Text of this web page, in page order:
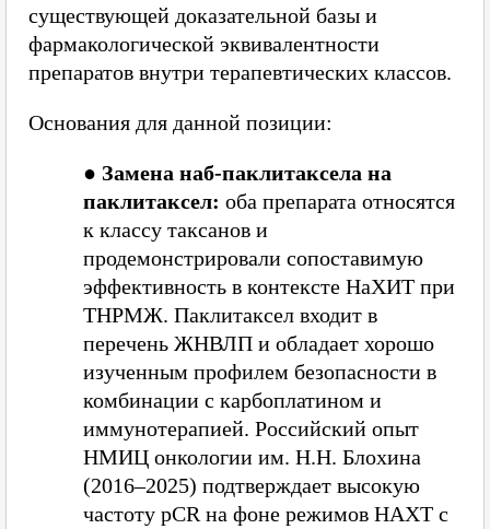
существующей доказательной базы и
фармакологической эквивалентности
препаратов внутри терапевтических классов.
Основания для данной позиции:
● Замена наб-паклитаксела на
паклитаксел: оба препарата относятся
к классу таксанов и
продемонстрировали сопоставимую
эффективность в контексте НаХИТ при
ТНРМЖ. Паклитаксел входит в
перечень ЖНВЛП и обладает хорошо
изученным профилем безопасности в
комбинации с карбоплатином и
иммунотерапией. Российский опыт
НМИЦ онкологии им. Н.Н. Блохина
(2016–2025) подтверждает высокую
частоту pCR на фоне режимов НАХТ с